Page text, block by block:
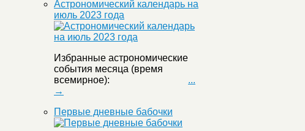
Астрономический календарь на
июль 2023 года
Избранные астрономические
события месяца (время
всемирное): ...
→
Первые дневные бабочки